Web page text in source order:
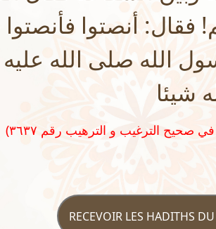
فقال: أنصتوا
الله صلى الله
شيئا
RECEVOIR LES HADITHS